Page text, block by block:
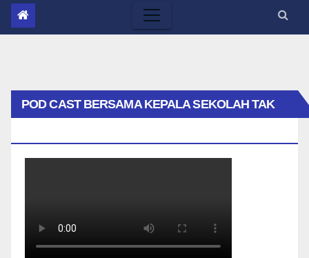
POD CAST BERSAMA KEPALA SEKOLAH TAK